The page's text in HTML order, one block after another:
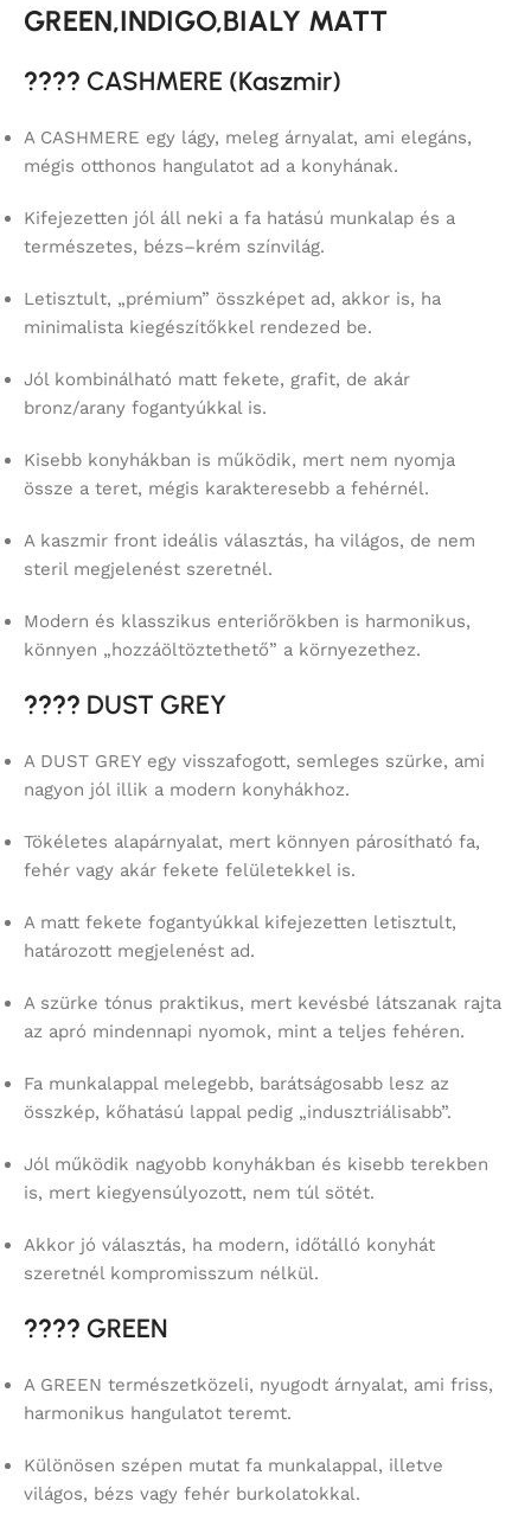
GREEN,INDIGO,BIALY MATT
???? CASHMERE (Kaszmir)
A CASHMERE egy lágy, meleg árnyalat, ami elegáns,
mégis otthonos hangulatot ad a konyhának.
Kifejezetten jól áll neki a fa hatású munkalap és a
természetes, bézs–krém színvilág.
Letisztult, „prémium” összképet ad, akkor is, ha
minimalista kiegészítőkkel rendezed be.
Jól kombinálható matt fekete, grafit, de akár
bronz/arany fogantyúkkal is.
Kisebb konyhákban is működik, mert nem nyomja
össze a teret, mégis karakteresebb a fehérnél.
A kaszmir front ideális választás, ha világos, de nem
steril megjelenést szeretnél.
Modern és klasszikus enteriőrökben is harmonikus,
könnyen „hozzáöltöztethető” a környezethez.
???? DUST GREY
A DUST GREY egy visszafogott, semleges szürke, ami
nagyon jól illik a modern konyhákhoz.
Tökéletes alapárnyalat, mert könnyen párosítható fa,
fehér vagy akár fekete felületekkel is.
A matt fekete fogantyúkkal kifejezetten letisztult,
határozott megjelenést ad.
A szürke tónus praktikus, mert kevésbé látszanak rajta
az apró mindennapi nyomok, mint a teljes fehéren.
Fa munkalappal melegebb, barátságosabb lesz az
összkép, kőhatású lappal pedig „indusztriálisabb”.
Jól működik nagyobb konyhákban és kisebb terekben
is, mert kiegyensúlyozott, nem túl sötét.
Akkor jó választás, ha modern, időtálló konyhát
szeretnél kompromisszum nélkül.
???? GREEN
A GREEN természetközeli, nyugodt árnyalat, ami friss,
harmonikus hangulatot teremt.
Különösen szépen mutat fa munkalappal, illetve
világos, bézs vagy fehér burkolatokkal.